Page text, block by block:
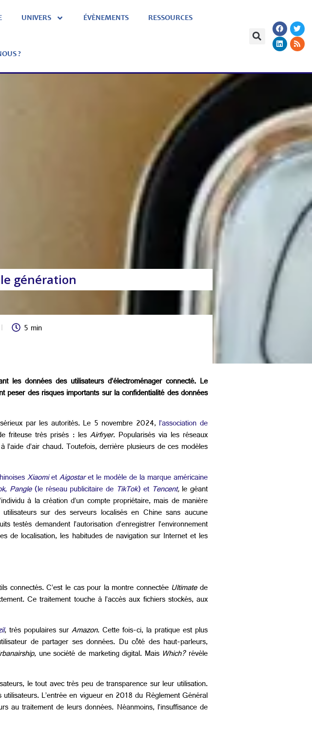
UNIVERS ÉVÈNEMENTS RESSOURCES
?
génération
5 min
données des utilisateurs d’électroménager connecté. Le
peser des risques importants sur la confidentialité des données
par les autorités. Le 5 novembre 2024, l’association de
friteuse très prisés : les Airfryer. Popularisés via les réseaux
d’air chaud. Toutefois, derrière plusieurs de ces modèles
XiaomietAigostaret le modèle de la marque américaine
, Pangle(le réseau publicitaire de TikTok) et Tencent,le géant
à la création d’un compte propriétaire, mais de manière
sur des serveurs localisés en Chine sans aucune
demandent l’autorisation d’enregistrer l’environnement
de localisation, les habitudes de navigation sur Internet et les
connectés. C’est le cas pour la montre connectée Ultimatede
Ce traitement touche à l’accès aux fichiers stockés, aux
, très populaires surAmazon. Cette fois-ci, la pratique est plus
de partager ses données. Du côté des haut-parleurs,
, une société de marketing digital. Mais Which?révèle
le tout avec très peu de transparence sur leur utilisation.
L’entrée en vigueur en 2018 du Règlement Général
traitement de leurs données. Néanmoins, l’insuffisance de